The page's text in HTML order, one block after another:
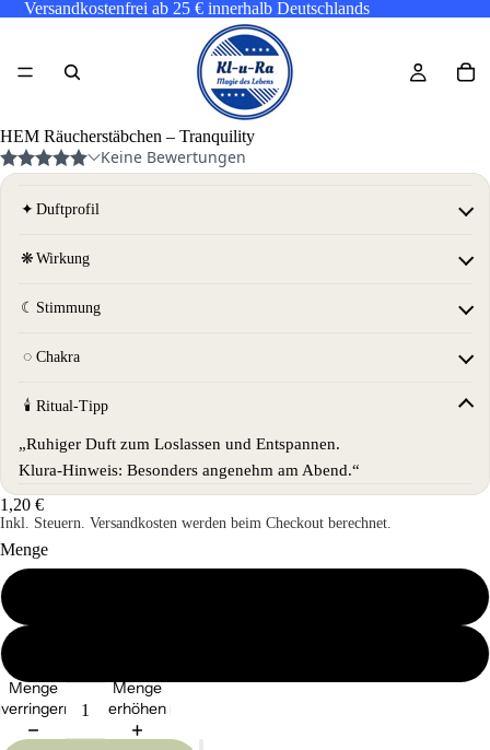
Versandkostenfrei ab 25 € innerhalb Deutschlands
HEM Räucherstäbchen – Tranquility
✦ Duftprofil
❋ Wirkung
☾ Stimmung
◌ Chakra
🕯 Ritual-Tipp
„Ruhiger Duft zum Loslassen und Entspannen.
Klura-Hinweis: Besonders angenehm am Abend.“
1,20 €
Inkl. Steuern. Versandkosten werden beim Checkout berechnet.
Menge
Menge
verringern
Menge
erhöhen